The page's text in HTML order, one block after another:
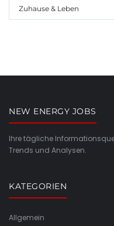
Zuhause & Leben
NEW ENERGY JOBS
Ihre tägliche
Trends und Analysen.
KATEGORIEN
Allgemein